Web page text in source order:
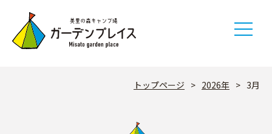
content
トップページ > 2026年 > 3月